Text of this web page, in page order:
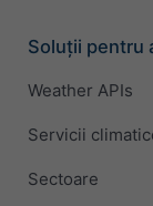
Soluții pentru
Weather APIs
Servicii
Sectoare